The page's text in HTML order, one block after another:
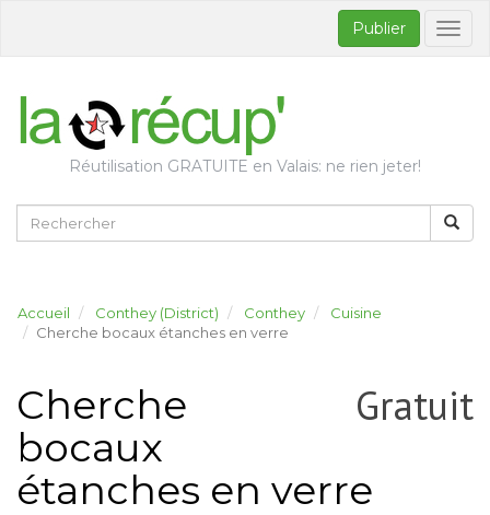
Publier
Réutilisation GRATUITE en Valais: ne rien jeter!
Accueil Conthey (District) Conthey
Cuisine
Cherche bocaux étanches en verre
Gratuit
Cherche
bocaux
étanches en verre